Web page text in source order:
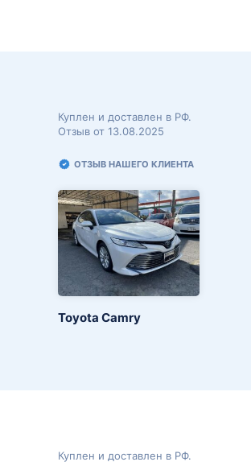
Куплен и доставлен в РФ.
Отзыв от 13.08.2025
ОТЗЫВ НАШЕГО КЛИЕНТА
Toyota Camry
Куплен и доставлен в РФ.